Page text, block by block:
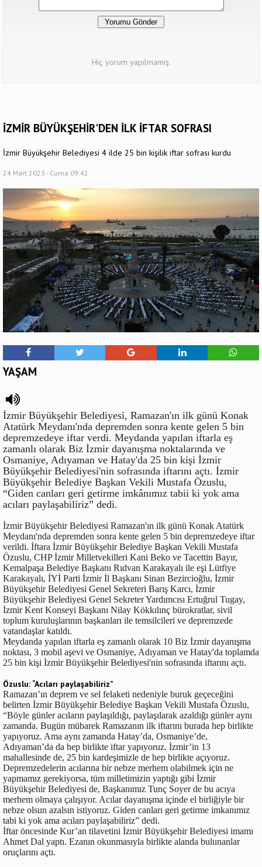
Hiç yorum yapılmamış.
İZMİR BÜYÜKŞEHİR'DEN İLK İFTAR SOFRASI
İzmir Büyükşehir Belediyesi 4 ilde 25 bin kişilik iftar sofrası kurdu
24 Mart 2023 - Cuma 09:42
YAŞAM
İzmir Büyükşehir Belediyesi, Ramazan'ın ilk günü Konak
Atatürk Meydanı'nda depremden sonra kente gelen 5 bin
depremzedeye iftar verdi. Meydanda yapılan iftarla eş
zamanlı olarak Biz İzmir dayanışma noktalarında ve
Osmaniye, Adıyaman ve Hatay'da 25 bin kişi İzmir
Büyükşehir Belediyesi'nin sofrasında iftarını açtı. İzmir
Büyükşehir Belediye Başkan Vekili Mustafa Özuslu,
“Giden canları geri getirme imkânımız tabii ki yok ama
acıları paylaşabiliriz” dedi.
İzmir Büyükşehir Belediyesi Ramazan'ın ilk günü Konak Atatürk
Meydanı'nda depremden sonra kente gelen 5 bin depremzedeye iftar
verildi. İftara İzmir Büyükşehir Belediye Başkan Vekili Mustafa
Özuslu, CHP İzmir Milletvekilleri Kani Beko ve Tacettin Bayır,
Kemalpaşa Belediye Başkanı Rıdvan Karakayalı ile eşi Lütfiye
Karakayalı, İYİ Parti İzmir İl Başkanı Sinan Bezircioğlu, İzmir
Büyükşehir Belediyesi Genel Sekreteri Barış Karcı, İzmir
Büyükşehir Belediyesi Genel Sekreter Yardımcısı Ertuğrul Tugay,
İzmir Kent Konseyi Başkanı Nilay Kökkılınç bürokratlar, sivil
toplum kuruluşlarının başkanları ile temsilcileri ve depremzede
vatandaşlar katıldı.
Meydanda yapılan iftarla eş zamanlı olarak 10 Biz İzmir dayanışma
noktası, 3 mobil aşevi ve Osmaniye, Adıyaman ve Hatay'da toplamda
25 bin kişi İzmir Büyükşehir Belediyesi'nin sofrasında iftarını açtı.
Özuslu: “Acıları paylaşabiliriz”
Ramazan’ın deprem ve sel felaketi nedeniyle buruk geçeceğini
belirten İzmir Büyükşehir Belediye Başkan Vekili Mustafa Özuslu,
“Böyle günler acıların paylaşıldığı, paylaşılarak azaldığı günler aynı
zamanda. Bugün mübarek Ramazanın ilk iftarını burada hep birlikte
yapıyoruz. Ama aynı zamanda Hatay’da, Osmaniye’de,
Adıyaman’da da hep birlikte iftar yapıyoruz. İzmir’in 13
mahallesinde de, 25 bin kardeşimizle de hep birlikte açıyoruz.
Depremzedelerin acılarına bir nebze merhem olabilmek için ne
yapmamız gerekiyorsa, tüm milletimizin yaptığı gibi İzmir
Büyükşehir Belediyesi de, Başkanımız Tunç Soyer de bu acıya
merhem olmaya çalışıyor. Acılar dayanışma içinde el birliğiyle bir
nebze olsun azalsın istiyoruz. Giden canları geri getirme imkanımız
tabi ki yok ama acıları paylaşabiliriz” dedi.
İftar öncesinde Kur’an tilavetini İzmir Büyükşehir Belediyesi imamı
Ahmet Dal yaptı. Ezanın okunmasıyla birlikte alanda bulunanlar
oruçlarını açtı.